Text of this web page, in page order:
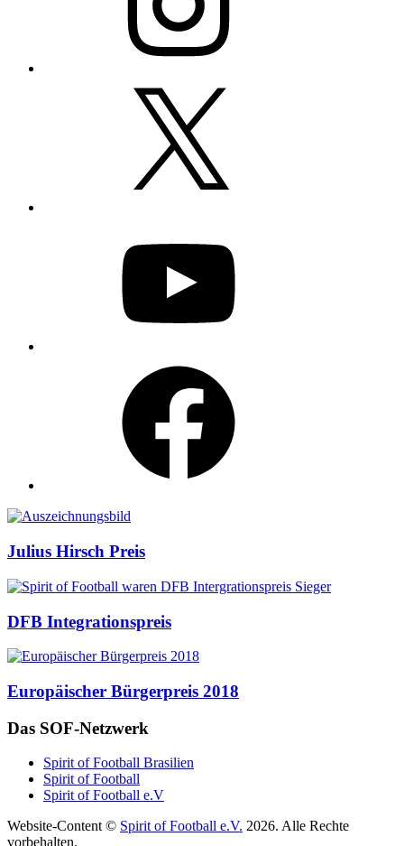
Auszeichnungen
Julius Hirsch Preis
DFB Integrationspreis
Europäischer Bürgerpreis 2018
Das SOF-Netzwerk
Spirit of Football Brasilien
Spirit of Football
Spirit of Football e.V
Website-Content © Spirit of Football e.V. 2026. Alle Rechte
vorbehalten.